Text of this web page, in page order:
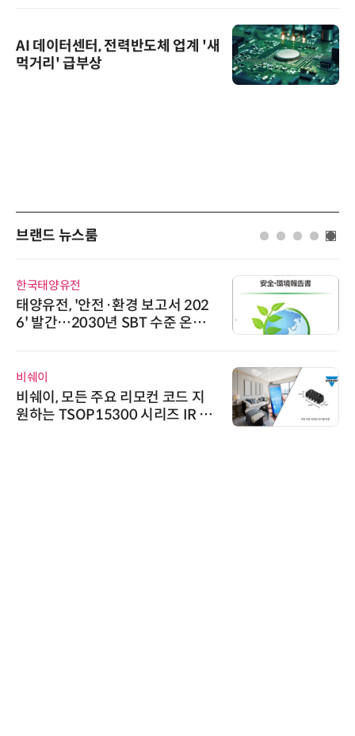
AI 데이터센터, 전력반도체 업계 '새
먹거리' 급부상
브랜드 뉴스룸
양유전
전, '안전·환경 보고서 202
…2030년 SBT 수준 온실
, 모든 주요 리모컨 코드 지
TSOP15300 시리즈 IR 수
에이블
상 보
트너십
인아그룹
'자동
인아그
어 개최